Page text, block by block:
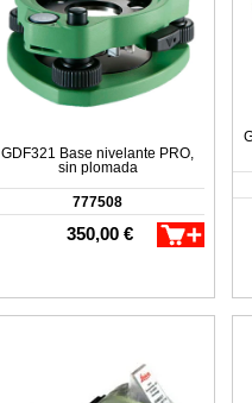
GDF321 Base nivelante PRO,
sin plomada
777508
350,00 €